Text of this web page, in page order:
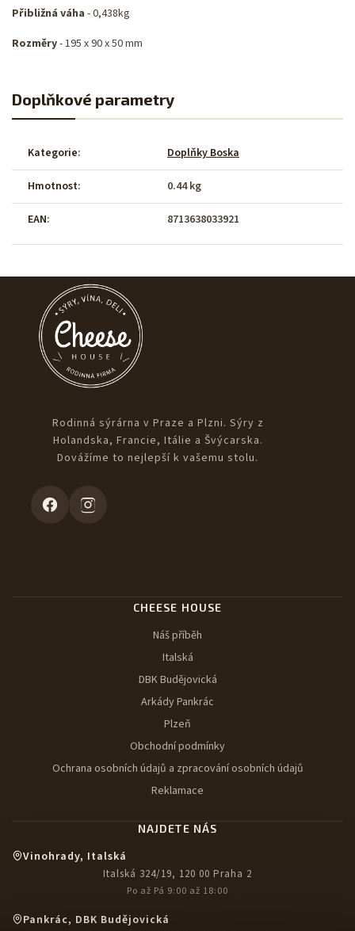
Přibližná váha - 0,438kg
Rozměry- 195 x 90 x 50 mm
Doplňkové parametry
Kategorie: Doplňky Boska
Hmotnost: 0.44 kg
EAN: 8713638033921
Rodinná sýrárna v Praze a Plzni. Sýry z
Holandska, Francie, Itálie a Švýcarska.
Dovážíme to nejlepší k vašemu stolu.
CHEESE HOUSE
Náš příběh
Italská
DBK Budějovická
Arkády Pankrác
Plzeň
Obchodní podmínky
Ochrana osobních údajů a zpracování osobních údajů
Reklamace
NAJDETE NÁS
Vinohrady, Italská
Italská 324/19, 120 00 Praha 2
Po až Pá 9:00 až 18:00
Pankrác, DBK Budějovická